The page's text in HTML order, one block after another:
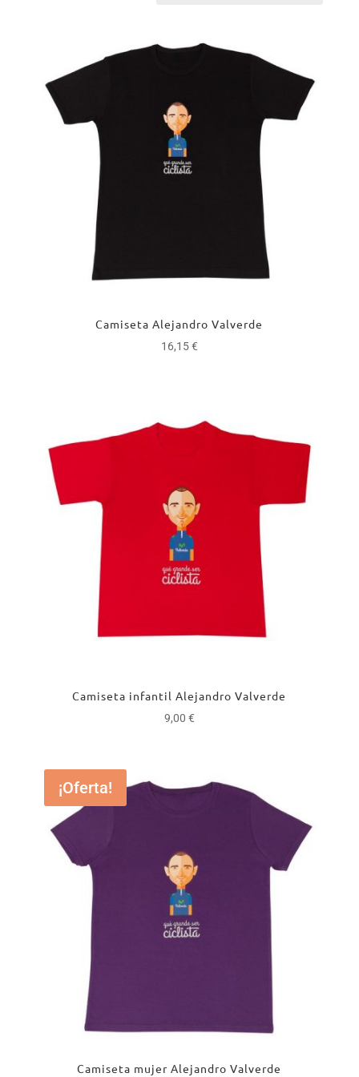
Camiseta Alejandro Valverde
16,15€
Camiseta infantil Alejandro Valverde
9,00 €
¡Oferta!
Camiseta mujer Alejandro Valverde